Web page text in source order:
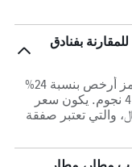
بفنادق
متوسط سعر الليلة في غورجوس براغ رومز أرخص بنسبة 24%
عن الوسطي في براغ لفنادق ذات تصنيف 4 نجوم. يكون سعر
في غورجوس براغ رومز عادة 543 ﷼، والتي تعتبر صفقة